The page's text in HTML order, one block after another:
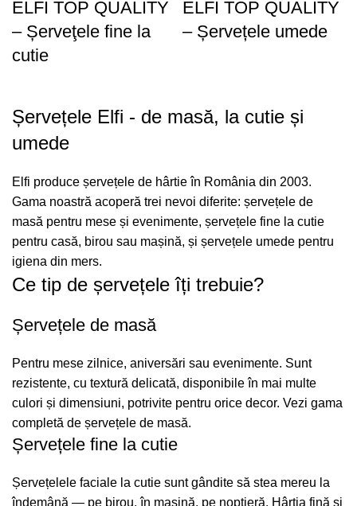
ELFI TOP QUALITY
– Șerveţele fine la
cutie
ELFI TOP QUALITY
– Șervețele umede
Șervețele Elfi - de masă, la cutie și
umede
Elfi produce șervețele de hârtie în România din 2003.
Gama noastră acoperă trei nevoi diferite: șervețele de
masă pentru mese și evenimente, șervețele fine la cutie
pentru casă, birou sau mașină, și șervețele umede pentru
igiena din mers.
Ce tip de șervețele îți trebuie?
Șervețele de masă
Pentru mese zilnice, aniversări sau evenimente. Sunt
rezistente, cu textură delicată, disponibile în mai multe
culori și dimensiuni, potrivite pentru orice decor. Vezi gama
completă de șervețele de masă.
Șervețele fine la cutie
Șervețelele faciale la cutie sunt gândite să stea mereu la
îndemână — pe birou, în mașină, pe noptieră. Hârtia fină și